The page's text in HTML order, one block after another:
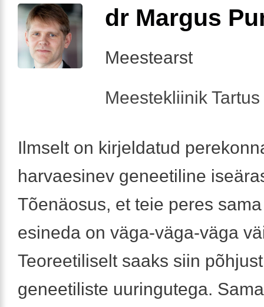
dr Margus
Meestearst
Meestekliinik
Ilmselt on kirjeldatud
harvaesinev geneetiline
Tõenäosus, et teie peres
esineda on väga-väga-väga
Teoreetiliselt saaks siin
geneetiliste uuringutega.